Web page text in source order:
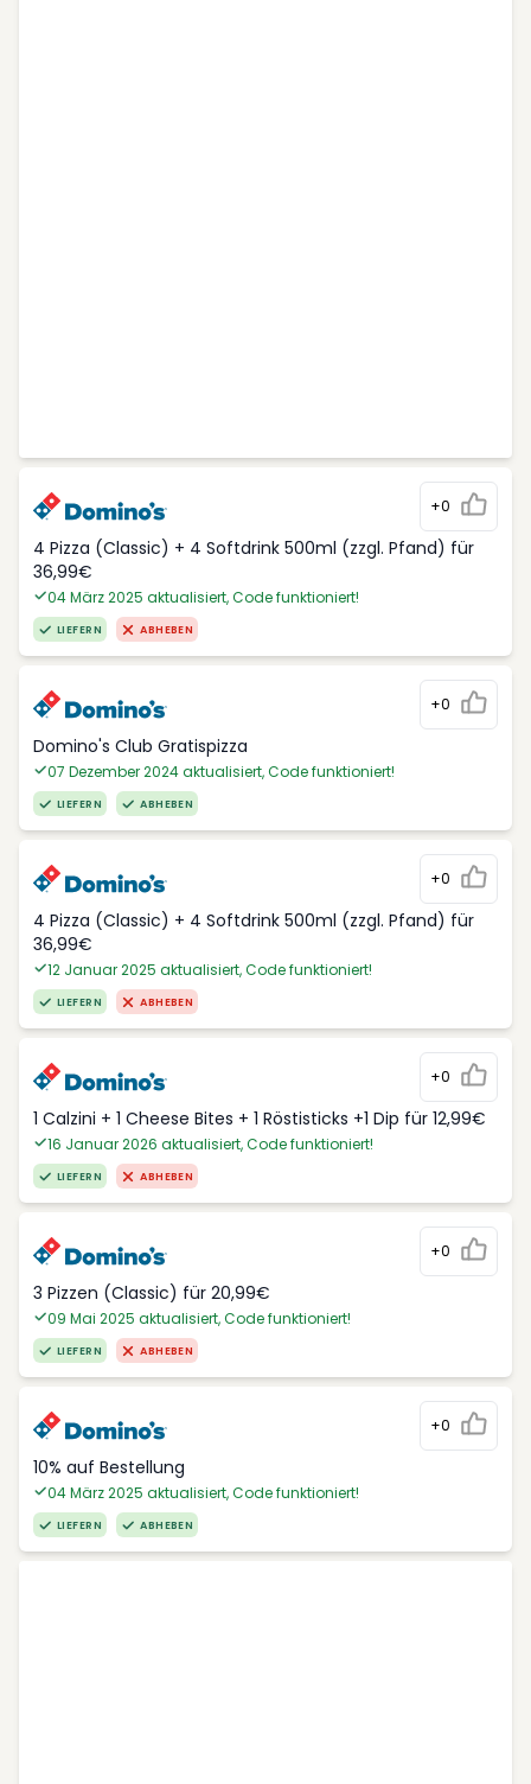
+0
4 Pizza (Classic) + 4 Softdrink 500ml (zzgl. Pfand) für
36,99€
04 März 2025 aktualisiert, Code funktioniert!
LIEFERN ABHEBEN
+0
Domino's Club Gratispizza
07 Dezember 2024 aktualisiert, Code funktioniert!
LIEFERN ABHEBEN
+0
4 Pizza (Classic) + 4 Softdrink 500ml (zzgl. Pfand) für
36,99€
12 Januar 2025 aktualisiert, Code funktioniert!
LIEFERN ABHEBEN
+0
1 Calzini + 1 Cheese Bites + 1 Röstisticks +1 Dip für 12,99€
16 Januar 2026 aktualisiert, Code funktioniert!
LIEFERN ABHEBEN
+0
3 Pizzen (Classic) für 20,99€
09 Mai 2025 aktualisiert, Code funktioniert!
LIEFERN ABHEBEN
+0
10% auf Bestellung
04 März 2025 aktualisiert, Code funktioniert!
LIEFERN ABHEBEN